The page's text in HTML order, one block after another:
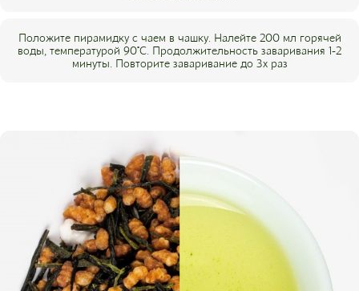
Положите пирамидку с чаем в чашку. Налейте 200 мл горячей
воды, температурой 90°С. Продолжительность заваривания 1-2
минуты. Повторите заваривание до 3х раз